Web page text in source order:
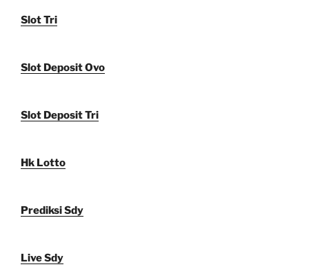
Slot Tri
Slot Deposit Ovo
Slot Deposit Tri
Hk Lotto
Prediksi Sdy
Live Sdy